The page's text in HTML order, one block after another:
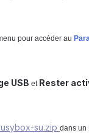
pour accéder au
USB et Rester
su.zip dans un